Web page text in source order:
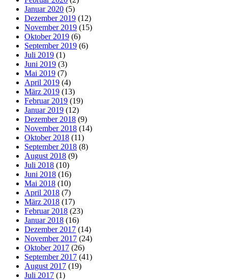
Januar 2020 (5)
Dezember 2019 (12)
November 2019 (15)
Oktober 2019 (6)
September 2019 (6)
Juli 2019 (1)
Juni 2019 (3)
Mai 2019 (7)
April 2019 (4)
März 2019 (13)
Februar 2019 (19)
Januar 2019 (12)
Dezember 2018 (9)
November 2018 (14)
Oktober 2018 (11)
September 2018 (8)
August 2018 (9)
Juli 2018 (10)
Juni 2018 (16)
Mai 2018 (10)
April 2018 (7)
März 2018 (17)
Februar 2018 (23)
Januar 2018 (16)
Dezember 2017 (14)
November 2017 (24)
Oktober 2017 (26)
September 2017 (41)
August 2017 (19)
Juli 2017 (1)